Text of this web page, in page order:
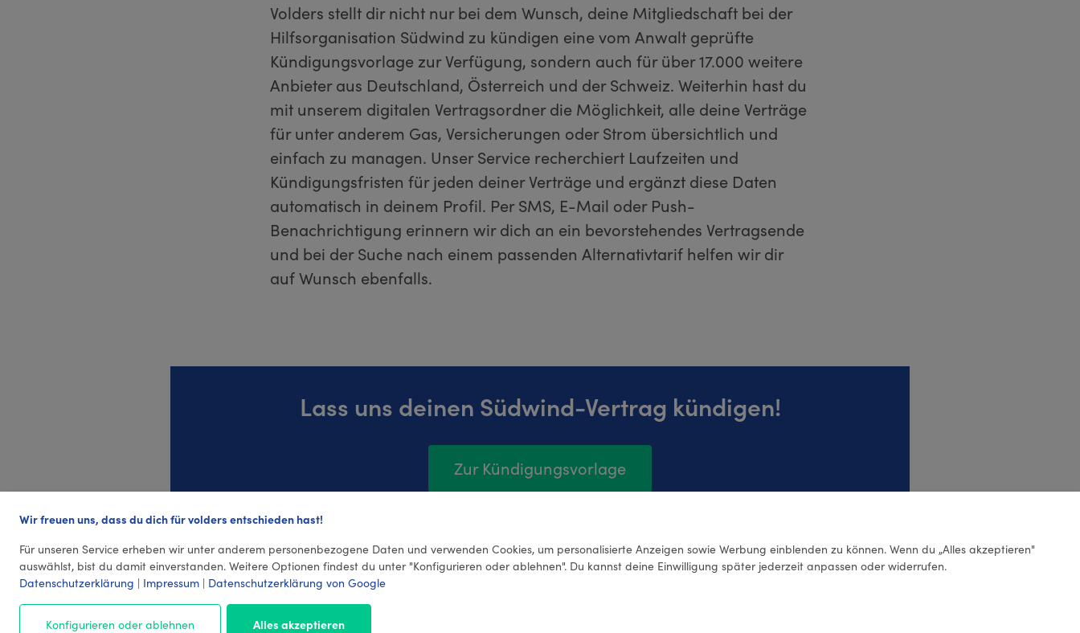
Volders stellt dir nicht nur bei dem Wunsch, deine Mitgliedschaft bei der
Hilfsorganisation Südwind zu kündigen eine vom Anwalt geprüfte
Kündigungsvorlage zur Verfügung, sondern auch für über 17.000 weitere
Anbieter aus Deutschland, Österreich und der Schweiz. Weiterhin hast du
mit unserem digitalen Vertragsordner die Möglichkeit, alle deine Verträge
für unter anderem Gas, Versicherungen oder Strom übersichtlich und
einfach zu managen. Unser Service recherchiert Laufzeiten und
Kündigungsfristen für jeden deiner Verträge und ergänzt diese Daten
automatisch in deinem Profil. Per SMS, E-Mail oder Push-
Benachrichtigung erinnern wir dich an ein bevorstehendes Vertragsende
und bei der Suche nach einem passenden Alternativtarif helfen wir dir
auf Wunsch ebenfalls.
Lass uns deinen Südwind-Vertrag kündigen!
Zur Kündigungsvorlage
Wir freuen uns, dass du dich für volders entschieden hast!
Für unseren Service erheben wir unter anderem personenbezogene Daten und verwenden Cookies, um personalisierte Anzeigen sowie Werbung einblenden zu können. Wenn du „Alles akzeptieren"
auswählst, bist du damit einverstanden. Weitere Optionen findest du unter "Konfigurieren oder ablehnen". Du kannst deine Einwilligung später jederzeit anpassen oder widerrufen.
Datenschutzerklärung | Impressum | Datenschutzerklärung von Google
Konfigurieren oder ablehnen Alles akzeptieren